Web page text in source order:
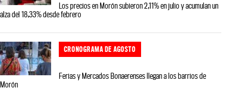
Los precios en Morón subieron 2,11% en julio y acumulan un
alza del 18,33% desde febrero
CRONOGRAMA DE AGOSTO
Ferias y Mercados Bonaerenses llegan a los barrios de
Morón